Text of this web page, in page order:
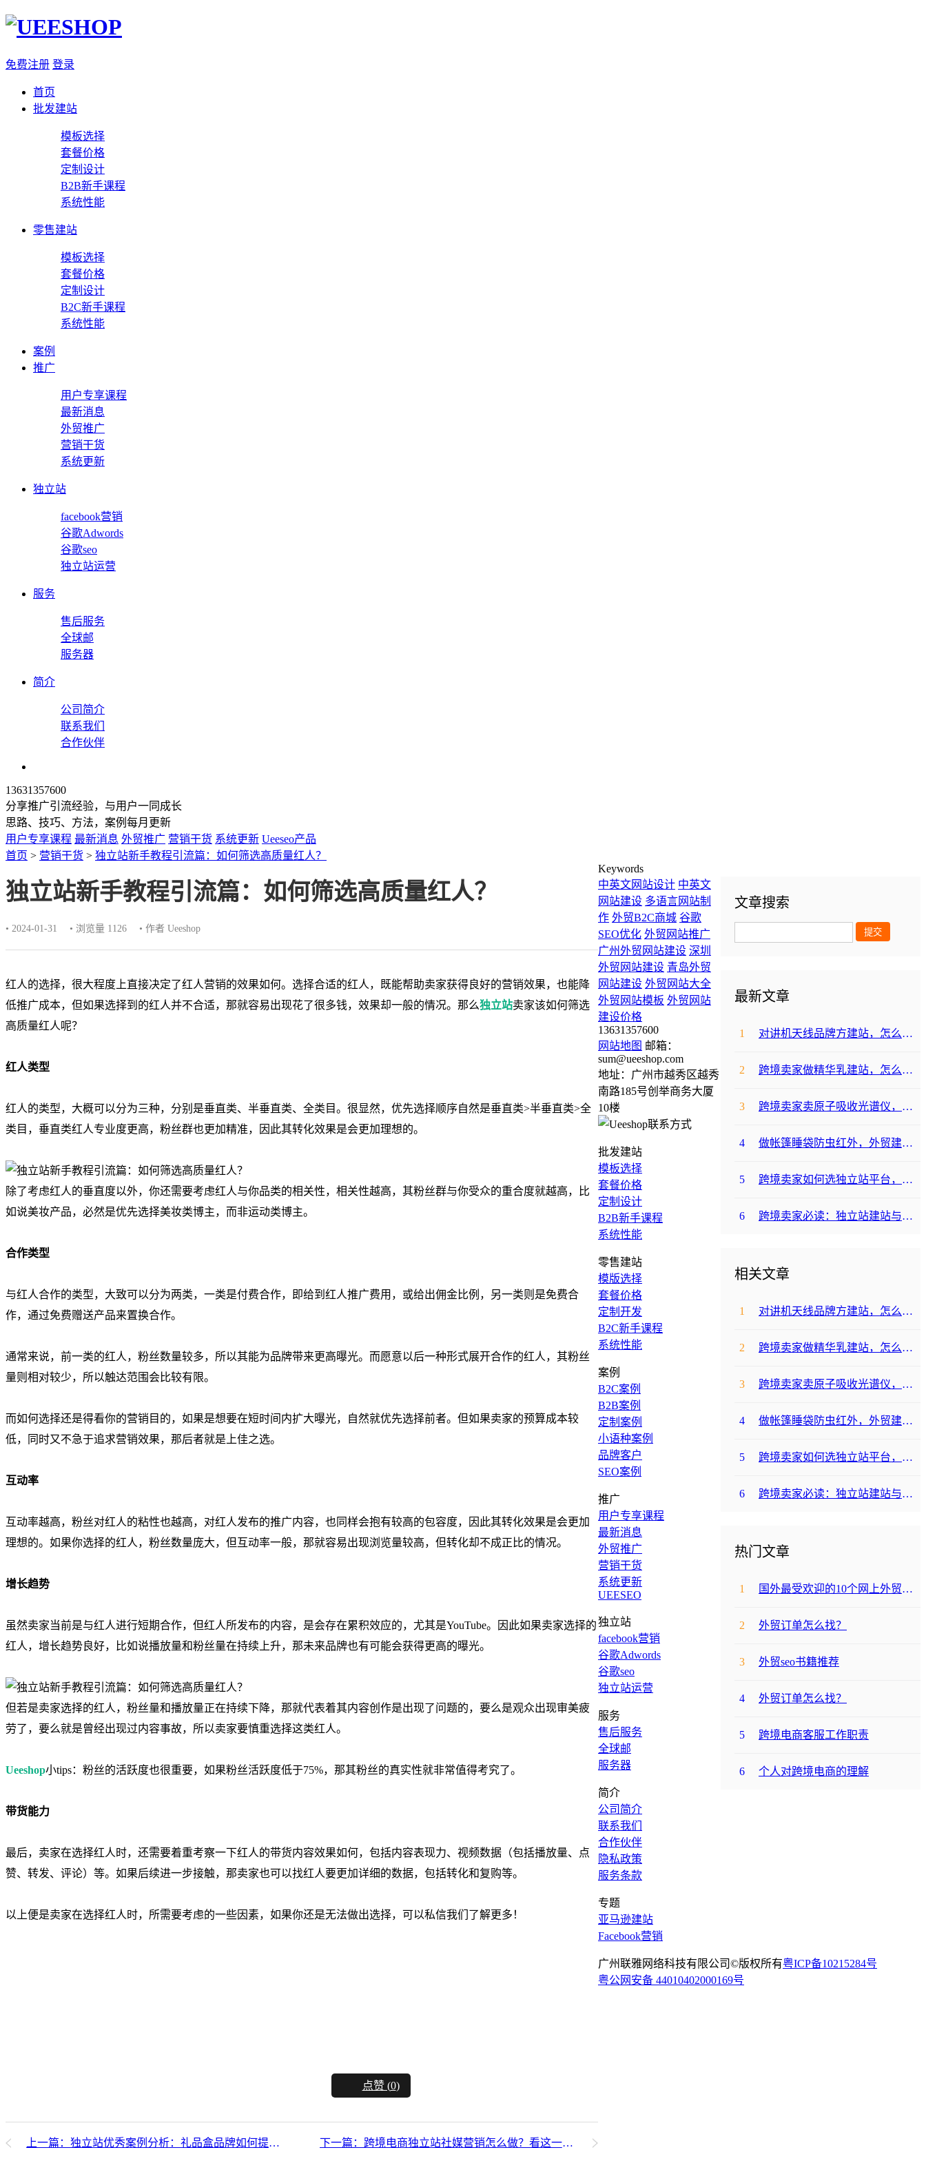
免费注册 登录
首页
批发建站
模板选择
套餐价格
定制设计
B2B新手课程
系统性能
零售建站
模板选择
套餐价格
定制设计
B2C新手课程
系统性能
案例
推广
用户专享课程
最新消息
外贸推广
营销干货
系统更新
独立站
facebook营销
谷歌Adwords
谷歌seo
独立站运营
服务
售后服务
全球邮
服务器
简介
公司简介
联系我们
合作伙伴
13631357600
分享推广引流经验，与用户一同成长
思路、技巧、方法，案例每月更新
用户专享课程 最新消息 外贸推广 营销干货 系统更新 Ueeseo产品
首页 > 营销干货 > 独立站新手教程引流篇：如何筛选高质量红人？
独立站新手教程引流篇：如何筛选高质量红人？
• 2024-01-31 • 浏览量 1126 • 作者 Ueeshop
红人的选择，很大程度上直接决定了红人营销的效果如何。选择合适的红人，既能帮助卖家获得良好的营销效果，也能降
低推广成本，但如果选择到的红人并不合适，那就容易出现花了很多钱，效果却一般的情况。那么独立站卖家该如何筛选
高质量红人呢？
红人类型
红人的类型，大概可以分为三种，分别是垂直类、半垂直类、全类目。很显然，优先选择顺序自然是垂直类>半垂直类>全
类目，垂直类红人专业度更高，粉丝群也更加精准，因此其转化效果是会更加理想的。
除了考虑红人的垂直度以外，你还需要考虑红人与你品类的相关性，相关性越高，其粉丝群与你受众的重合度就越高，比
如说美妆产品，必然是优先选择美妆类博主，而非运动类博主。
合作类型
与红人合作的类型，大致可以分为两类，一类是付费合作，即给到红人推广费用，或给出佣金比例，另一类则是免费合
作，通过免费赠送产品来置换合作。
通常来说，前一类的红人，粉丝数量较多，所以其能为品牌带来更高曝光。而愿意以后一种形式展开合作的红人，其粉丝
量则相对较少，所以触达范围会比较有限。
而如何选择还是得看你的营销目的，如果是想要在短时间内扩大曝光，自然就优先选择前者。但如果卖家的预算成本较
低，同时又不急于追求营销效果，那后者就是上佳之选。
互动率
互动率越高，粉丝对红人的粘性也越高，对红人发布的推广内容，也同样会抱有较高的包容度，因此其转化效果是会更加
理想的。如果你选择的红人，粉丝数量庞大，但互动率一般，那就容易出现浏览量较高，但转化却不成正比的情况。
增长趋势
虽然卖家当前是与红人进行短期合作，但红人所发布的内容，是会存在累积效应的，尤其是YouTube。因此如果卖家选择的
红人，增长趋势良好，比如说播放量和粉丝量在持续上升，那未来品牌也有可能会获得更高的曝光。
但若是卖家选择的红人，粉丝量和播放量正在持续下降，那就代表着其内容创作是出现了问题的，要么是观众出现审美疲
劳了，要么就是曾经出现过内容事故，所以卖家要慎重选择这类红人。
Ueeshop小tips：粉丝的活跃度也很重要，如果粉丝活跃度低于75%，那其粉丝的真实性就非常值得考究了。
带货能力
最后，卖家在选择红人时，还需要着重考察一下红人的带货内容效果如何，包括内容表现力、视频数据（包括播放量、点
赞、转发、评论）等。如果后续进一步接触，那卖家也可以找红人要更加详细的数据，包括转化和复购等。
以上便是卖家在选择红人时，所需要考虑的一些因素，如果你还是无法做出选择，可以私信我们了解更多！
点赞 (0)
上一篇：独立站优秀案例分析：礼品盒品牌如何提高平均客单价？ 下一篇：跨境电商独立站社媒营销怎么做？看这一篇就够了！
文章搜索
最新文章
1 对讲机天线品牌方建站，怎么降低成本啊？
2 跨境卖家做精华乳建站，怎么选合适提升转化？
3 跨境卖家卖原子吸收光谱仪，选哪个建站平台合适？
4 做帐篷睡袋防虫红外，外贸建站平台哪个合适？
5 跨境卖家如何选独立站平台，降低运动水袋架包建站成本？
6 跨境卖家必读：独立站建站与支付，帐篷睡袋防虫露如何避坑降成本？
相关文章
1 对讲机天线品牌方建站，怎么降低成本啊？
2 跨境卖家做精华乳建站，怎么选合适提升转化？
3 跨境卖家卖原子吸收光谱仪，选哪个建站平台合适？
4 做帐篷睡袋防虫红外，外贸建站平台哪个合适？
5 跨境卖家如何选独立站平台，降低运动水袋架包建站成本？
6 跨境卖家必读：独立站建站与支付，帐篷睡袋防虫露如何避坑降成本？
热门文章
1 国外最受欢迎的10个网上外贸购物网站
2 外贸订单怎么找？
3 外贸seo书籍推荐
4 外贸订单怎么找？
5 跨境电商客服工作职责
6 个人对跨境电商的理解
Keywords
中英文网站设计 中英文
网站建设 多语言网站制
作 外贸B2C商城 谷歌
SEO优化 外贸网站推广
广州外贸网站建设 深圳
外贸网站建设 青岛外贸
网站建设 外贸网站大全
外贸网站模板 外贸网站
建设价格
13631357600
网站地图 邮箱：
sum@ueeshop.com
地址：广州市越秀区越秀
南路185号创举商务大厦
10楼
批发建站
模板选择
套餐价格
定制设计
B2B新手课程
系统性能
零售建站
模版选择
套餐价格
定制开发
B2C新手课程
系统性能
案例
B2C案例
B2B案例
定制案例
小语种案例
品牌客户
SEO案例
推广
用户专享课程
最新消息
外贸推广
营销干货
系统更新
UEESEO
独立站
facebook营销
谷歌Adwords
谷歌seo
独立站运营
服务
售后服务
全球邮
服务器
简介
公司简介
联系我们
合作伙伴
隐私政策
服务条款
专题
亚马逊建站
Facebook营销
广州联雅网络科技有限公司©版权所有粤ICP备10215284号
粤公网安备 44010402000169号